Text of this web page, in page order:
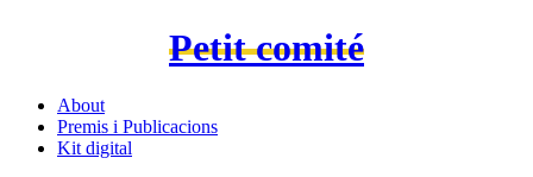
Petit comité
About
Premis i Publicacions
Kit digital